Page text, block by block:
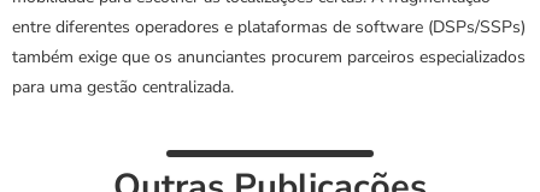
entre diferentes operadores e plataformas de software (DSPs/SSPs)
também exige que os anunciantes procurem parceiros especializados
para uma gestão centralizada.